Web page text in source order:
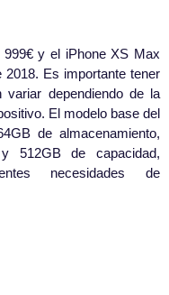
y el iPhone XS Max
Es importante tener
dependiendo de la
El modelo base del
de almacenamiento,
512GB de capacidad,
necesidades de